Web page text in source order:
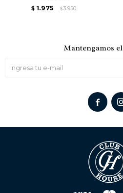
$ 1.975 $ 3.950
Mantengamos
